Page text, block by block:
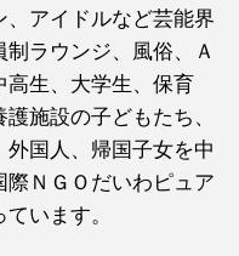
アイドルなど芸能界
ラウンジ、風俗、Ａ
高生、大学生、保育
施設の子どもたち、
国人、帰国子女を中
ＮＧＯだいわピュア
います。